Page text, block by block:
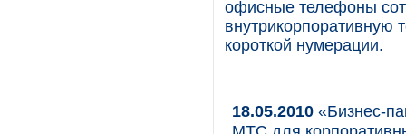
офисные телефоны
короткой нумерации.
18.05.2010 «Бизнес-